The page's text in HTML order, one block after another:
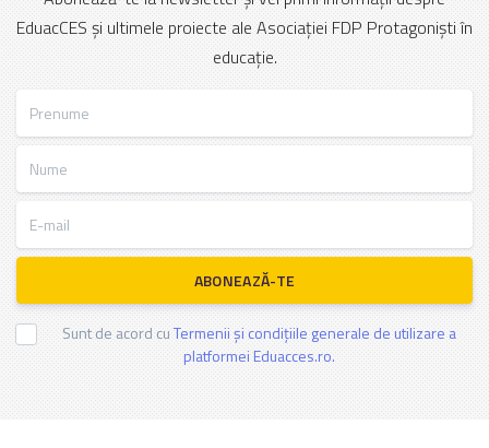
EduacCES și ultimele proiecte ale Asociației FDP Protagoniști în
educație.
ABONEAZĂ-TE
Sunt de acord cuTermenii și condițiile generale de utilizare a
platformei Eduacces.ro.